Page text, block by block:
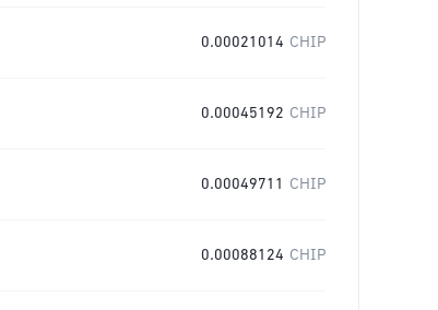
0.00021014 CHIP
0.00045192 CHIP
0.00049711 CHIP
0.00088124 CHIP